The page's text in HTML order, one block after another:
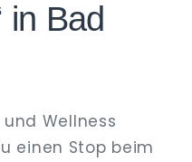
in Bad
Wellness
einen Stop beim